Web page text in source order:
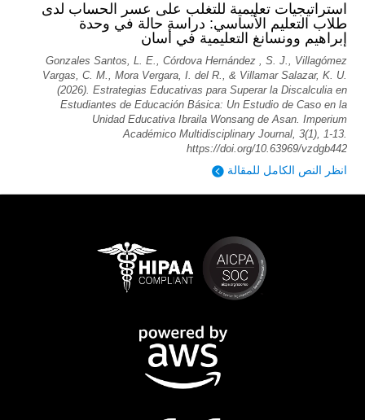
استراتيجيات تعليمية للتغلب على عسر الحساب لدى
طلاب التعليم الأساسي: دراسة حالة في وحدة
إبراهيم وونسانغ التعليمية في أسان
Gonzales Santos, L. E., Córdova Hernández , S. J., Villagómez
Vargas, C. M., Mora Vergara, I. del R., & Villamar Salazar, K. U.
(2026). Estrategias Educativas para Superar la Discalculia en
Estudiantes de Educación Básica: Un Estudio de Caso en la
Unidad Educativa Ibraila Wonsang de Asan. Imperium
Académico Multidisciplinary Journal, 3(1), 1-13.
https://doi.org/10.63969/vzdgb442
انظر النص الكامل للمقالة